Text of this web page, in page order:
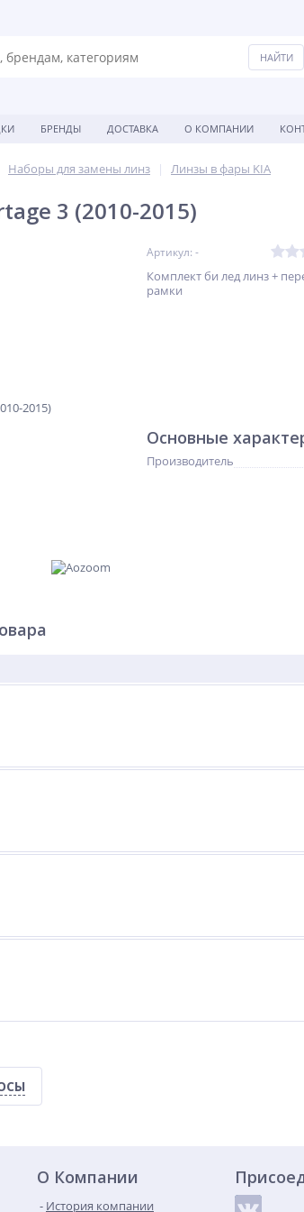
БРЕНДЫ ДОСТАВКА О КОМПАНИИ
Наборы для замены линз
Линзы в фары KIA
3 (2010-2015)
Артикул: -
Комплект би лед линз +
рамки
Основные
Производитель
О Компании
История компании